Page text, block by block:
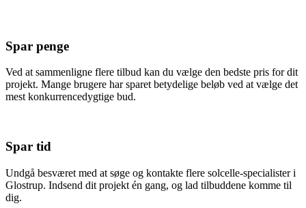
Spar penge
Ved at sammenligne flere tilbud kan du vælge den bedste pris for dit
projekt. Mange brugere har sparet betydelige beløb ved at vælge det
mest konkurrencedygtige bud.
Spar tid
Undgå besværet med at søge og kontakte flere solcelle-specialister i
Glostrup. Indsend dit projekt én gang, og lad tilbuddene komme til
dig.